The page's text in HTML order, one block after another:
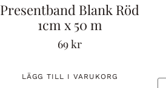
Presentband Blank Röd
1cm x 50 m
69kr
LÄGG TILL I VARUKORG